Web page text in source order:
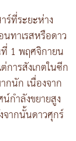
ร์ที่ระยะห่าง
ทาเรสหรือดาว
1 พฤศจิกายน
ารสังเกตในซีก
กนัก เนื่องจาก
กำลังขยายสูง
จากนั้นดาวศุกร์